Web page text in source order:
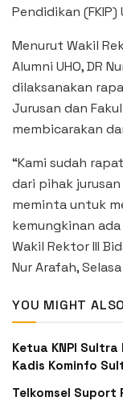
Pendidikan (FKIP)
Menurut Wakil
Alumni UHO, DR
dilaksanakan
Jurusan dan
membicarakan
“Kami sudah
dari pihak
meminta untuk
kemungkinan
Wakil Rektor III
Nur Arafah,
YOU MIGHT
Ketua KNPI
Kadis Kominfo
Telkomsel Suport